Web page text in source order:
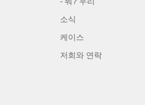
소식
케이스
저희와 연락